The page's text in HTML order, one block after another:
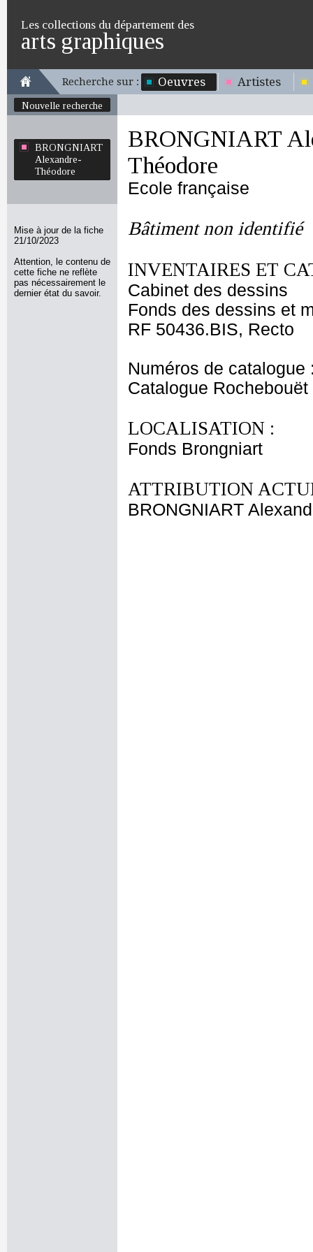
Les collections du département des
arts graphiques
Recherche sur : Oeuvres Artistes
Nouvelle recherche
BRONGNIART
Alexandre-
Théodore
Mise à jour de la fiche
21/10/2023
Attention, le contenu de
cette fiche ne reflète
pas nécessairement le
dernier état du savoir.
BRONGNIART
Théodore
Ecole française
Bâtiment non identifié
INVENTAIRES ET
Cabinet des dessins
Fonds des dessins et
RF 50436.BIS, Recto
Numéros de catalogue
Catalogue
LOCALISATION :
Fonds Brongniart
ATTRIBUTION
BRONGNIART